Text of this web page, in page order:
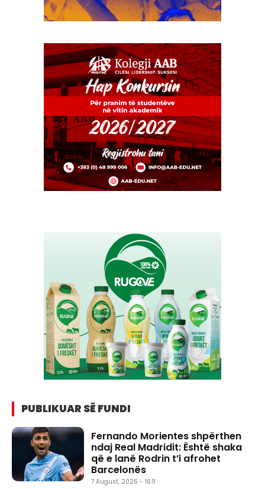
PUBLIKUAR SË FUNDI
Fernando Morientes shpërthen
ndaj Real Madridit: Është shaka
që e lanë Rodrin t’i afrohet
Barcelonës
7 August, 2026 - 16:11